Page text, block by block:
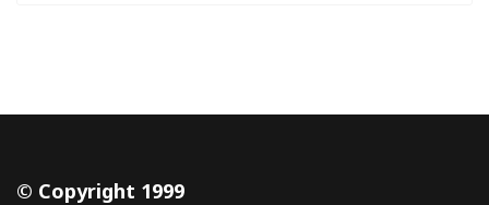
© Copyright 1999